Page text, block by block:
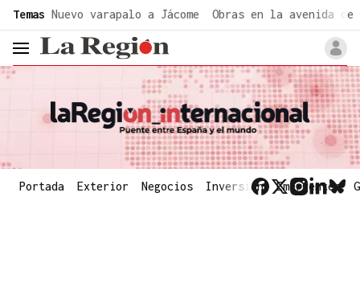
Temas Nuevo varapalo a Jácome Obras en la avenida de
header.menu.open
Portada Exterior Negocios Inversión Emergentes